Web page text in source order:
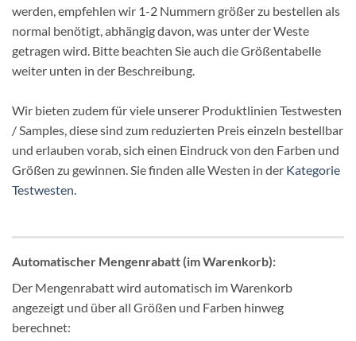
werden, empfehlen wir 1-2 Nummern größer zu bestellen als
normal benötigt, abhängig davon, was unter der Weste
getragen wird. Bitte beachten Sie auch die Größentabelle
weiter unten in der Beschreibung.
Wir bieten zudem für viele unserer Produktlinien Testwesten
/ Samples, diese sind zum reduzierten Preis einzeln bestellbar
und erlauben vorab, sich einen Eindruck von den Farben und
Größen zu gewinnen. Sie finden alle Westen in der Kategorie
Testwesten.
Automatischer Mengenrabatt (im Warenkorb):
Der Mengenrabatt wird automatisch im Warenkorb
angezeigt und über all Größen und Farben hinweg
berechnet: